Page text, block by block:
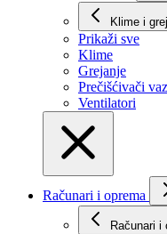
Klime i
Prikaži svе
Klime
Grejanje
Prečišćivači
Ventilatori
Računari i oprema
Računari i